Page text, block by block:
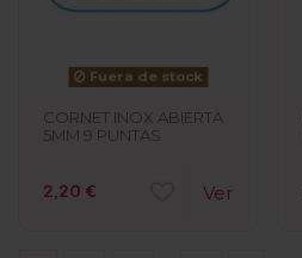
Fuera de stock
CORNET INOX ABIERTA
5MM 9 PUNTAS
2,20 € Ver